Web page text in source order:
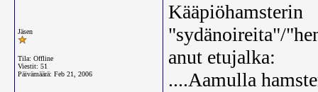
Jäsen
Tila: Offline
Viestit: 51
Päivämäärä: Feb 21, 2006
Kääpiöhamsterin
"sydänoireita"/
anut etujalka:
....Aamulla